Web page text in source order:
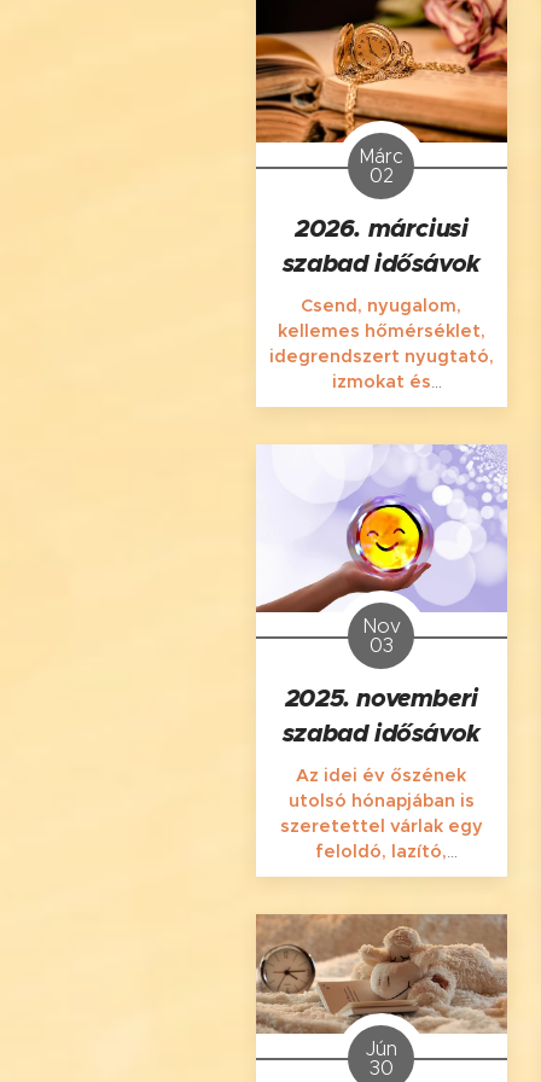
részére a masszázs
időpontjaidat hozzám és
foglalj időben!
Márc
02
2026. márciusi
szabad idősávok
Csend, nyugalom,
kellemes hőmérséklet,
idegrendszert nyugtató,
izmokat és
kötőszövetet lazító,
masszázsfogások, értő
figyelem, megtartó
közeg és szeretetteljes
elfogadás.💗Jól
hangzik, ugye?
Nov
03
2025. novemberi
szabad idősávok
Az idei év őszének
utolsó hónapjában is
szeretettel várlak egy
feloldó, lazító,
pihentető, regeneráló,
Szegeden, a
Gyöngytyúk u. 6. alatt! :)
Jún
30